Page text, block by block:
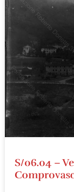
S/06.04 –